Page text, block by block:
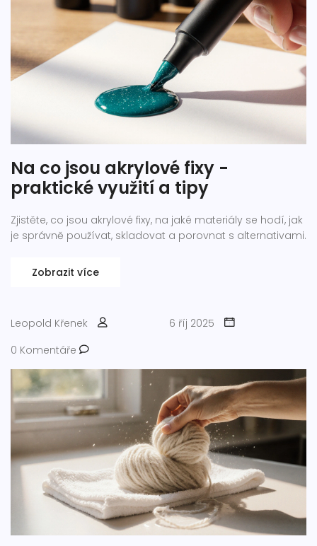
Na co jsou akrylové fixy -
praktické využití a tipy
Zjistěte, co jsou akrylové fixy, na jaké materiály se hodí, jak
je správně používat, skladovat a porovnat s alternativami.
Zobrazit více
Leopold Křenek
6 říj 2025
0 Komentáře